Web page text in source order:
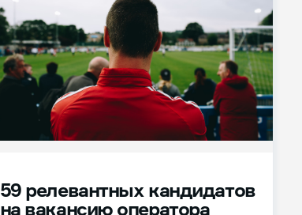
59 релевантных кандидатов
на вакансию оператора